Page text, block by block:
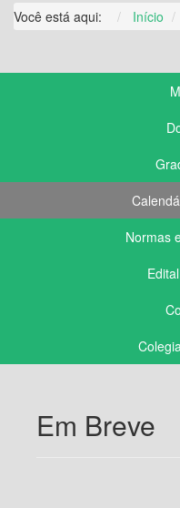
Você está aqui: Início
Normas
Em Breve